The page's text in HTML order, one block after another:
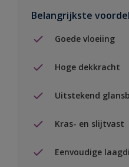
Belangrijkste
Goede vloeiing
Hoge dekkracht
Uitstekend
Kras- en slijtvast
Eenvoudige